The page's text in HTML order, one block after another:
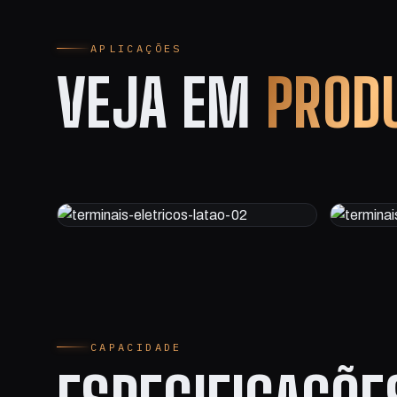
APLICAÇÕES
VEJA EM
CAPACIDADE